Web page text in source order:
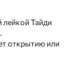
лейкой Тайди
открытию или